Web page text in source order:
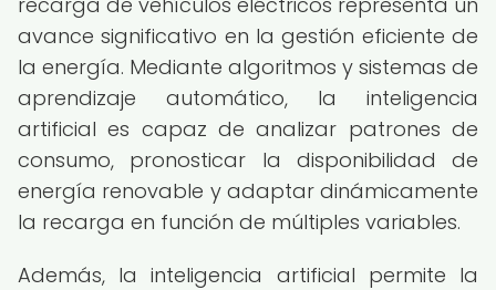
avance significativo en la gestión eficiente de
la energía. Mediante algoritmos y sistemas de
aprendizaje automático, la inteligencia
artificial es capaz de analizar patrones de
consumo, pronosticar la disponibilidad de
energía renovable y adaptar dinámicamente
la recarga en función de múltiples variables.
Además, la inteligencia artificial permite la